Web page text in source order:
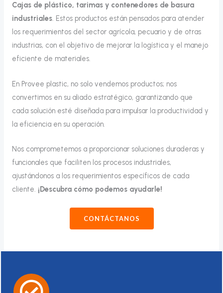
Cajas de plástico, tarimas y contenedores de basura
industriales. Estos productos están pensados para atender
los requerimientos del sector agrícola, pecuario y de otras
industrias, con el objetivo de mejorar la logística y el manejo
eficiente de materiales.
En Provee plastic, no solo vendemos productos; nos
convertimos en su aliado estratégico, garantizando que
cada solución esté diseñada para impulsar la productividad y
la eficiencia en su operación.
Nos comprometemos a proporcionar soluciones duraderas y
funcionales que faciliten los procesos industriales,
ajustándonos a los requerimientos específicos de cada
cliente. ¡Descubra cómo podemos ayudarle!
CONTÁCTANOS